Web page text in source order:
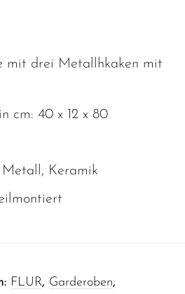
mit drei Metallhkaken mit
cm: 40 x 12 x 80
Keramik
FLUR, Garderoben,